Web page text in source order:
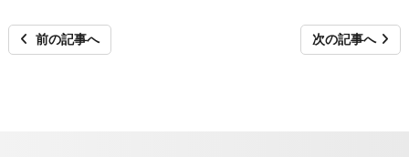
前の記事へ 次の記事へ